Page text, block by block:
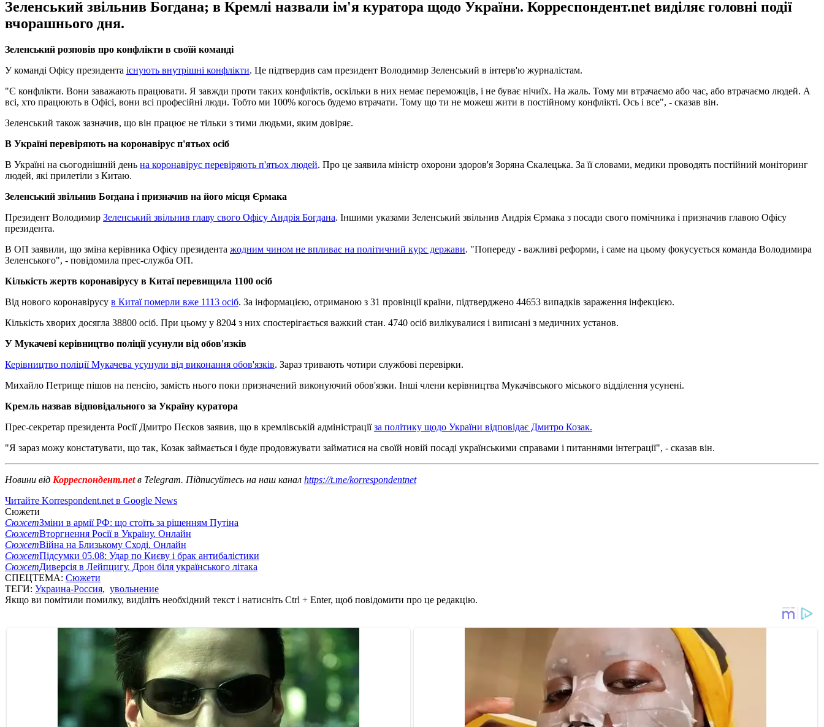
Зеленський звільнив Богдана; в Кремлі назвали ім'я куратора щодо України. Корреспондент.net виділяє головні події
вчорашнього дня.
Зеленський розповів про конфлікти в своїй команді
У команді Офісу президента існують внутрішні конфлікти. Це підтвердив сам президент Володимир Зеленський в інтерв'ю журналістам.
"Є конфлікти. Вони заважають працювати. Я завжди проти таких конфліктів, оскільки в них немає переможців, і не буває нічиїх. На жаль. Тому ми втрачаємо або час, або втрачаємо людей. А
всі, хто працюють в Офісі, вони всі професійні люди. Тобто ми 100% когось будемо втрачати. ​​Тому що ти не можеш жити в постійному конфлікті. Ось і все", - сказав він.
Зеленський також зазначив, що він працює не тільки з тими людьми, яким довіряє.
В Україні перевіряють на коронавірус п'ятьох осіб
В Україні на сьогоднішній день на коронавірус перевіряють п'ятьох людей. Про це заявила міністр охорони здоров'я Зоряна Скалецька. За її словами, медики проводять постійний моніторинг
людей, які прилетіли з Китаю.
Зеленський звільнив Богдана і призначив на його місця Єрмака
Президент Володимир Зеленський звільнив главу свого Офісу Андрія Богдана. Іншими указами Зеленський звільнив Андрія Єрмака з посади свого помічника і призначив главою Офісу
президента.
В ОП заявили, що зміна керівника Офісу президента жодним чином не впливає на політичний курс держави. "Попереду - важливі реформи, і саме на цьому фокусується команда Володимира
Зеленського", - повідомила прес-служба ОП.
Кількість жертв коронавірусу в Китаї перевищила 1100 осіб
Від нового коронавірусу в Китаї померли вже 1113 осіб. За інформацією, отриманою з 31 провінції країни, підтверджено 44653 випадків зараження інфекцією.
Кількість хворих досягла 38800 осіб. При цьому у 8204 з них спостерігається важкий стан. 4740 осіб вилікувалися і виписані з медичних установ.
У Мукачеві керівництво поліції усунули від обов'язків
Керівництво поліції Мукачева усунули від виконання обов'язків. Зараз тривають чотири службові перевірки.
Михайло Петрище пішов на пенсію, замість нього поки призначений виконуючий обов'язки. Інші члени керівництва Мукачівського міського відділення усунені.
Кремль назвав відповідального за Україну куратора
Прес-секретар президента Росії Дмитро Пєсков заявив, що в кремлівській адміністраціїза політику щодо України відповідає Дмитро Козак.
"Я зараз можу констатувати, що так, Козак займається і буде продовжувати займатися на своїй новій посаді українськими справами і питаннями інтеграції", - сказав він.
Новини від Корреспондент.netв Telegram. Підписуйтесь на наш канал https://t.me/korrespondentnet
Читайте Korrespondent.net в Google News
Сюжети
СюжетЗміни в армії РФ: що стоїть за рішенням Путіна
СюжетВторгнення Росії в Україну. Онлайн
СюжетВійна на Близькому Сході. Онлайн
СюжетПідсумки 05.08: Удар по Києву і брак антибалістики
СюжетДиверсія в Лейпцигу. Дрон біля українського літака
СПЕЦТЕМА: Сюжети
ТЕГИ: Украина-Россия, увольнение
Якщо ви помітили помилку, виділіть необхідний текст і натисніть Ctrl + Enter, щоб повідомити про це редакцію.